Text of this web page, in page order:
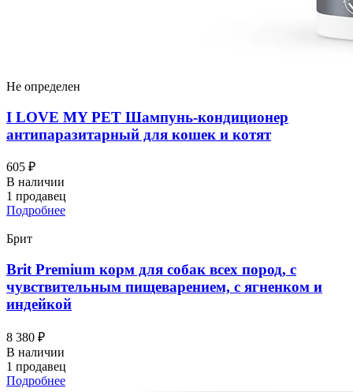
Не определен
I LOVЕ MY PET Шампунь-кондиционер
антипаразитарный для кошек и котят
605 ₽
В наличии
1 продавец
Подробнее